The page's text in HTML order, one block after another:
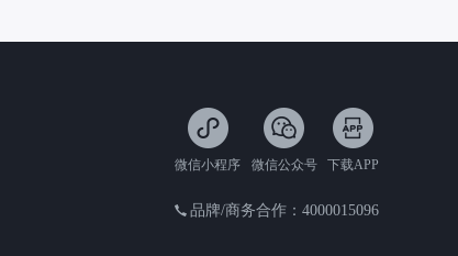
微信小程序 微信公众号 下载APP
品牌/商务合作：4000015096